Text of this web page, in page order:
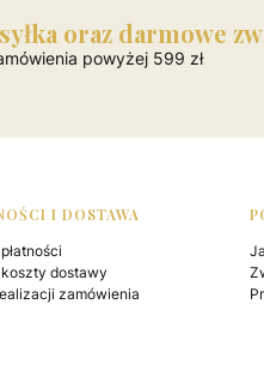
oraz darmowe
powyżej 599 zł
I DOSTAWA
dostawy
zamówienia